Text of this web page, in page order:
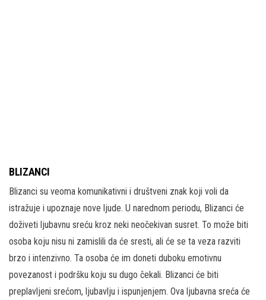
BLIZANCI
Blizanci su veoma komunikativni i društveni znak koji voli da
istražuje i upoznaje nove ljude. U narednom periodu, Blizanci će
doživeti ljubavnu sreću kroz neki neočekivan susret. To može biti
osoba koju nisu ni zamislili da će sresti, ali će se ta veza razviti
brzo i intenzivno. Ta osoba će im doneti duboku emotivnu
povezanost i podršku koju su dugo čekali. Blizanci će biti
preplavljeni srećom, ljubavlju i ispunjenjem. Ova ljubavna sreća će